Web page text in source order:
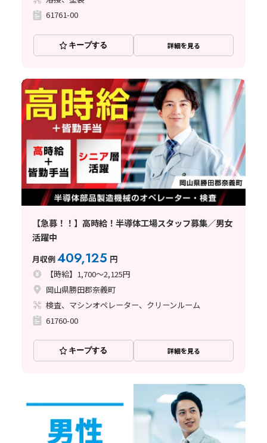
61761-00
キープする 詳細を見る
【急募！！】高時給！半導体工場スタッフ募集／男女
活躍中
月収例409,125 円
【時給】1,700～2,125円
岡山県勝田郡奈義町
検査、マシンオペレーター、クリーンルーム
61760-00
キープする 詳細を見る